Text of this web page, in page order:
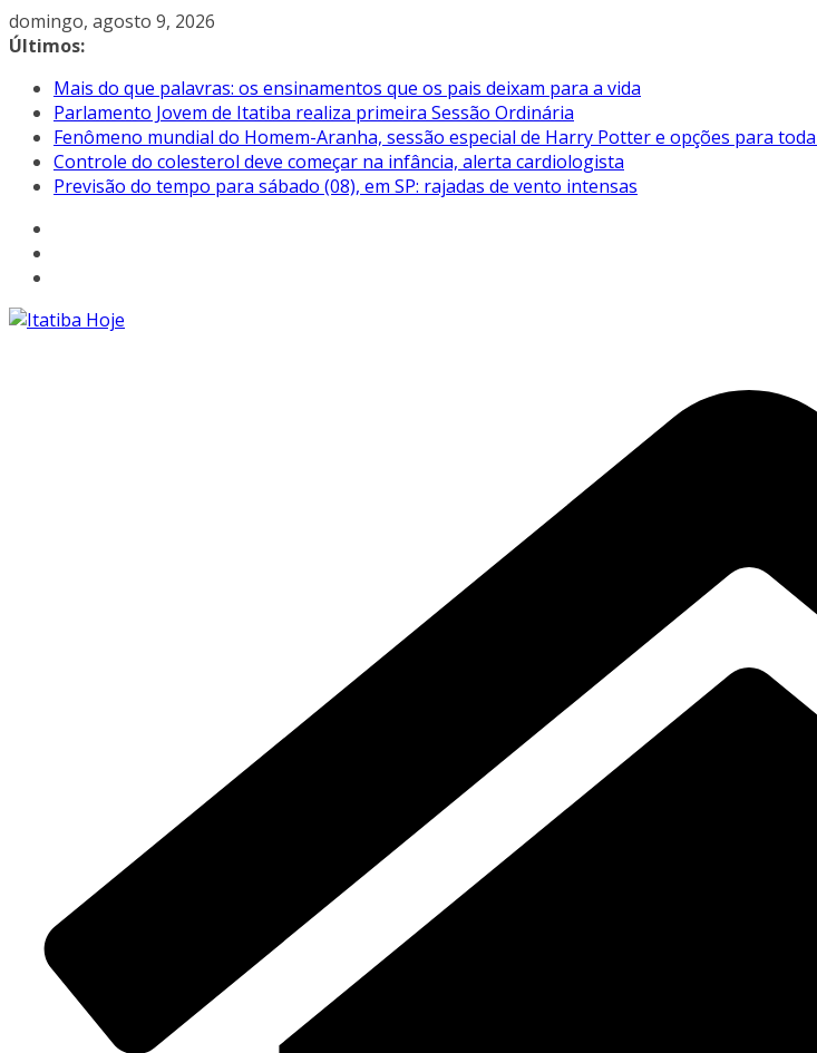
Pular
para
conteúdo
domingo, agosto 9, 2026
Últimos:
Mais do que palavras: os ensinamentos que os pais deixam para a vida
Parlamento Jovem de Itatiba realiza primeira Sessão Ordinária
Fenômeno mundial do Homem-Aranha, sessão especial de Harry Potter e opções para
Controle do colesterol deve começar na infância, alerta cardiologista
Previsão do tempo para sábado (08), em SP: rajadas de vento intensas